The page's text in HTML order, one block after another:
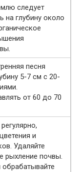
следует
на глубину около
песня
5-7 см с 20-
от 60 до 70
и
Удаляйте
рыхление почвы.